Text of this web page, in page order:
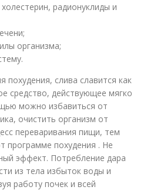
радионуклиды и
организма;
похудения, слива славится как
средство, действующее мягко
можно избавиться от
очистить организм от
переваривания пищи, тем
программе похудения . Не
эффект. Потребление дара
из тела избыток воды и
работу почек и всей